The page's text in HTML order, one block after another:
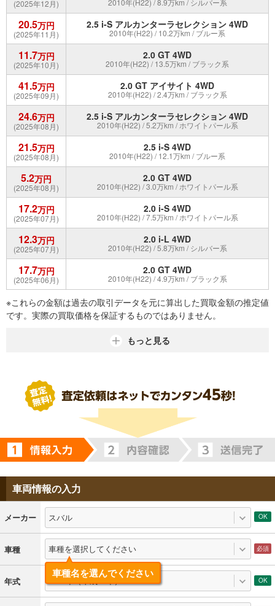
(2025年12月) 2010年(H22) / 8.9万km / シルバー系
20.5万円
(2025年11月)
2.5 i-S アルカンターラセレクション 4WD
2010年(H22) / 10.2万km / ブルー系
11.7万円
(2025年10月)
2.0 GT 4WD
2010年(H22) / 13.5万km / ブラック系
41.5万円
(2025年09月)
2.0 GT アイサイト 4WD
2010年(H22) / 2.4万km / ブラック系
24.6万円
(2025年08月)
2.5 i-S アルカンターラセレクション 4WD
2010年(H22) / 5.2万km / ホワイトパール系
21.5万円
(2025年08月)
2.5 i-S 4WD
2010年(H22) / 12.1万km / ブルー系
5.2万円
(2025年08月)
2.0 GT 4WD
2010年(H22) / 3.0万km / ホワイトパール系
17.2万円
(2025年07月)
2.0 i-S 4WD
2010年(H22) / 7.5万km / ホワイトパール系
12.3万円
(2025年07月)
2.0 i-L 4WD
2010年(H22) / 5.8万km / シルバー系
17.7万円
(2025年06月)
2.0 GT 4WD
2010年(H22) / 4.9万km / ブラック系
※これらの金額は過去の取引データを元に算出した買取金額の推定値
です。実際の買取価格を保証するものではありません。
もっと見る
車両情報の入力
メーカー スバル
車種 車種を選択してください
車種名を選んでください
年式 2010年（平成22年）